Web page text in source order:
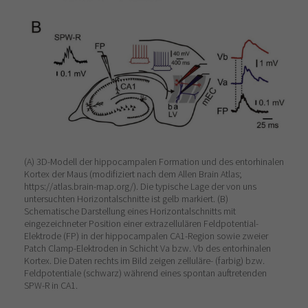
(A) 3D-Modell der hippocampalen Formation und des entorhinalen
Kortex der Maus (modifiziert nach dem Allen Brain Atlas;
https://atlas.brain-map.org/). Die typische Lage der von uns
untersuchten Horizontalschnitte ist gelb markiert. (B)
Schematische Darstellung eines Horizontalschnitts mit
eingezeichneter Position einer extrazellulären Feldpotential-
Elektrode (FP) in der hippocampalen CA1-Region sowie zweier
Patch Clamp-Elektroden in Schicht Va bzw. Vb des entorhinalen
Kortex. Die Daten rechts im Bild zeigen zelluläre- (farbig) bzw.
Feldpotentiale (schwarz) während eines spontan auftretenden
SPW-R in CA1.